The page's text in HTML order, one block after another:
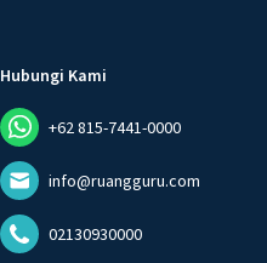
Hubungi Kami
+62 815-7441-0000
info@ruangguru.com
02130930000